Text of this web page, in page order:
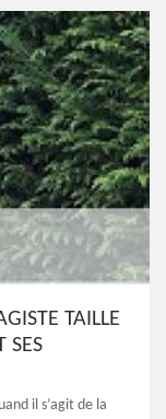
TAILLE
SES
il s’agit de la